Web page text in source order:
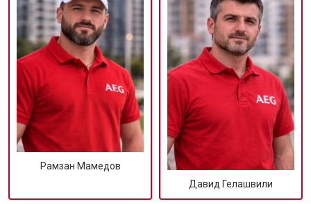
Рамзан Мамедов
Давид Гелашвили